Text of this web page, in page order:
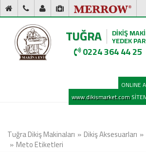
TUĞRA DİKİŞ
YEDEK
0224 364 44 25
ONLINE
www.dikismarket.com
Tuğra Dikiş Makinaları Dikiş Aksesuarları
Meto Etiketleri